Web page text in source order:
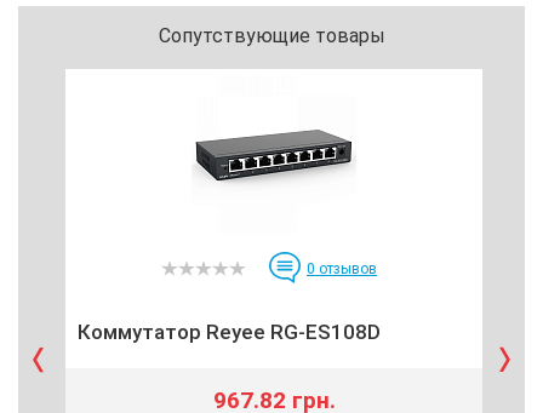
Сопутствующие товары
0 отзывов
Коммутатор Reyee RG-ES108D
967.82 грн.